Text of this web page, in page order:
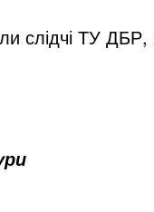
слідчі ТУ